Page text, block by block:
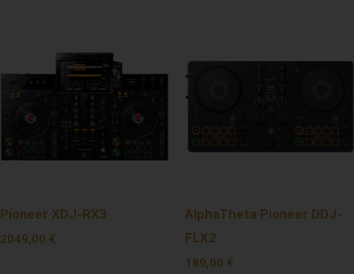
Pioneer XDJ-RX3
2049,00 €
AlphaTheta Pioneer DDJ-
FLX2
189,00 €